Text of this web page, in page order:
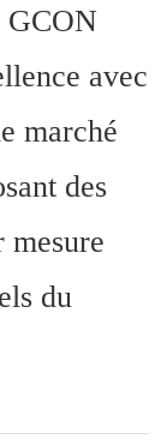
GCON
avec
marché
des
mesure
du